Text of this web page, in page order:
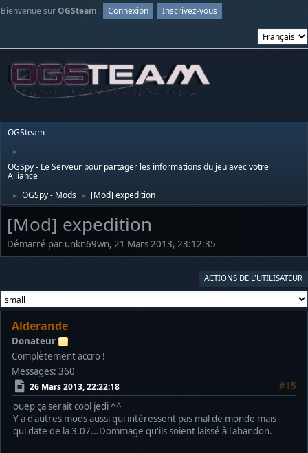
Bienvenue surOGSteam. Connexion Inscrivez-vous
OGSteam
►
OGSpy - Le Serveur pour partager les informations du jeu avec votre
Alliance
► OGSpy - Mods ► [Mod] expedition
[Mod] expedition
Démarré par unkn69wn, 21 Mars 2013, 23:12:35
ACTIONS DE L'UTILISATEUR
Alderande
Donateur
Complètement accro !
Messages: 360
26 Mars 2013, 22:22:18
#15
ouep ça serait cool jedi ^^
Y a d'autres mods aussi qui intéressent pas mal de monde mais
qui date de la 3.07...Dommage qu'ils soient laissé à l'abandon.